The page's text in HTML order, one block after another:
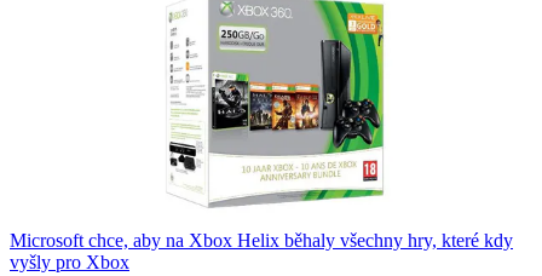
Microsoft chce, aby na Xbox Helix běhaly všechny hry, které kdy
vyšly pro Xbox